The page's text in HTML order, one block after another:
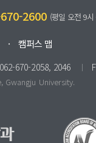
2600 (평일 오전 9
캠퍼스 맵
670-2058, 2046
Gwangju University.